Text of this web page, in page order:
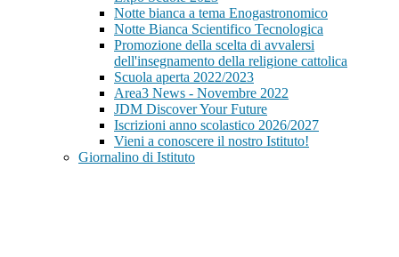
Notte bianca a tema Enogastronomico
Notte Bianca Scientifico Tecnologica
Promozione della scelta di avvalersi
dell'insegnamento della religione cattolica
Scuola aperta 2022/2023
Area3 News - Novembre 2022
JDM Discover Your Future
Iscrizioni anno scolastico 2026/2027
Vieni a conoscere il nostro Istituto!
Giornalino di Istituto